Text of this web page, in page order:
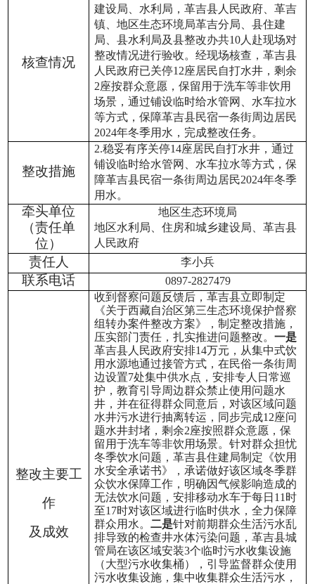
核查情况
建设局、 水利局 ，革吉县人民政府、革吉
镇、地区生态环境局革吉分局、县住建
局、县水利局及县整改办共10人赴现场对
整改情况进行验收。经现场核查，革吉县
人民政府已关停12座居民自打水井，剩余
2座按群众意愿，保留用于洗车等非饮用
场景，通过铺设临时给水管网、水车拉水
等方式，保障革吉县民宿一条街周边居民
2024年冬季用水， 完成整改任务。
整改措施
2.稳妥有序关停14座居民自打水井，通过
铺设临时给水管网、水车拉水等方式，保
障革吉县民宿一条街周边居民2024年冬季
用水。
牵头单位
（责任单
位）
地区生态环境局
地区水利局、住房和城乡建设局、革吉县
人民政府
责任人 李小兵
联系电话 0897-2827479
整改主要工
作
及成效
收到督察问题反馈后，革吉县立即制定
《关于西藏自治区第三生态环境保护督察
组转办案件整改方案》，制定整改措施，
压实部门责任，扎实推进问题整改。一是
革吉县人民政府安排14万元，从集中式饮
用水源地通过接管方式，在民俗一条街周
边设置7处集中供水点，安排专人日常巡
护，教育引导周边群众禁止使用问题水
井，并在征得群众同意后，对该区域问题
水井污水进行抽离转运，同步完成12座问
题水井封堵，剩余2座按照群众意愿，保
留用于洗车等非饮用场景。针对群众担忧
冬季饮水问题，革吉县住建局制定《饮用
水安全承诺书》，承诺做好该区域冬季群
众饮水保障工作，明确因气候影响造成的
无法饮水问题，安排移动水车于每日 11时
至17时对该区域进行临时供水，全力保障
群众用水。二是针对前期群众生活污水乱
排导致的检查井水体污染问题，革吉县城
管局在该区域安装3个临时污水收集设施
（大型污水收集桶），引导监督群众使用
污水收集设施，集中收集群众生活污水，